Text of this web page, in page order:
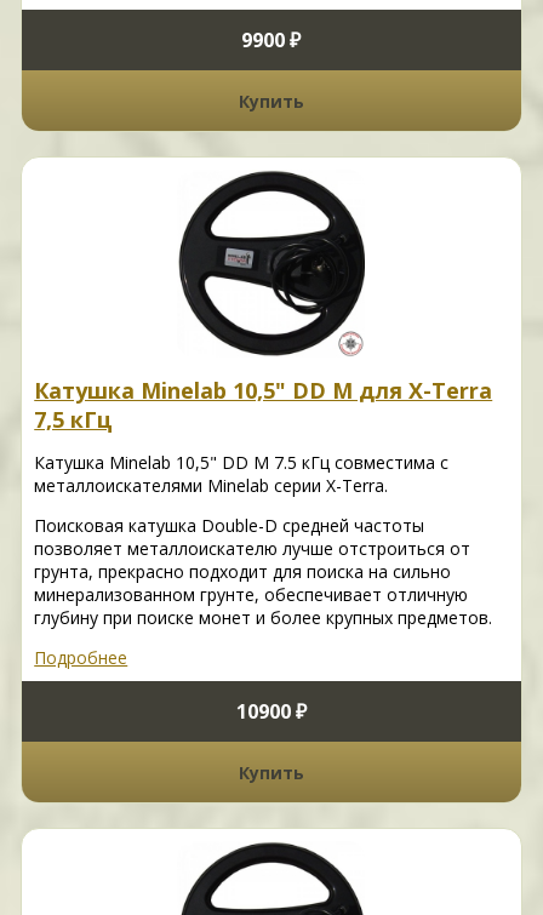
9900 ₽
Купить
Катушка Minelab 10,5" DD M для X-Terra
7,5 кГц
Катушка Minelab 10,5" DD M 7.5 кГц совместима с
металлоискателями Minelab серии X-Terra.
Поисковая катушка Double-D средней частоты
позволяет металлоискателю лучше отстроиться от
грунта, прекрасно подходит для поиска на сильно
минерализованном грунте, обеспечивает отличную
глубину при поиске монет и более крупных предметов.
Подробнее
10900 ₽
Купить